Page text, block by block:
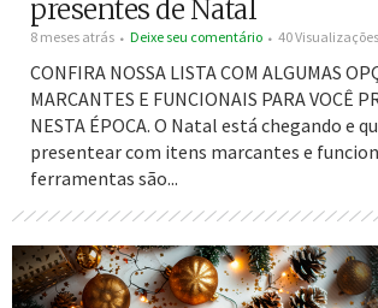
presentes de Natal
8 meses atrás Deixe seu comentário 40 Visualizações
CONFIRA NOSSA LISTA COM ALGUMAS
MARCANTES E FUNCIONAIS PARA VOCÊ
NESTA ÉPOCA. O Natal está chegando e
presentear com itens marcantes e
ferramentas são...